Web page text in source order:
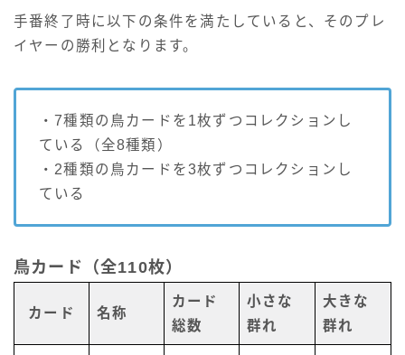
手番終了時に以下の条件を満たしていると、そのプレ
イヤーの勝利となります。
・7種類の鳥カードを1枚ずつコレクションし
ている（全8種類）
・2種類の鳥カードを3枚ずつコレクションし
ている
鳥カード（全110枚）
カード 名称
カード
総数
小さな
群れ
大きな
群れ